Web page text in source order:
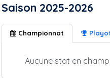
Saison 2025-2026
Championnat
Aucune stat en